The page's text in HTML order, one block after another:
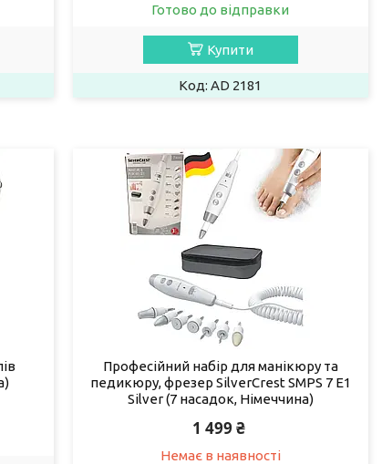
Готово до відправки
Купити
AD 2181
Професійний набір для манікюру та
педикюру, фрезер SilverCrest SMPS 7 E1
Silver (7 насадок, Німеччина)
1 499 ₴
Немає в наявності